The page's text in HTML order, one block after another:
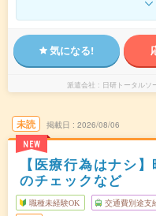
気になる!
派遣会社 日研トータル
未読
NEW
掲載日 2026/08/06
【医療行為はナシ
のチェックなど
職種未経験OK 交通費別途支